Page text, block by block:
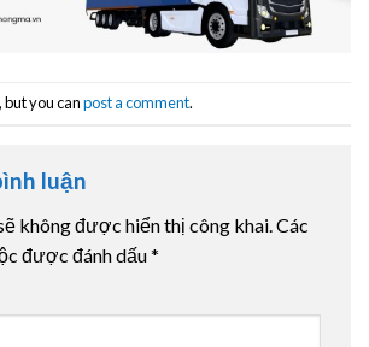
you canpost a comment.
luận
không được hiển thị công khai.Các
được đánh dấu*